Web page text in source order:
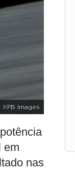
XPB Images
em
nas